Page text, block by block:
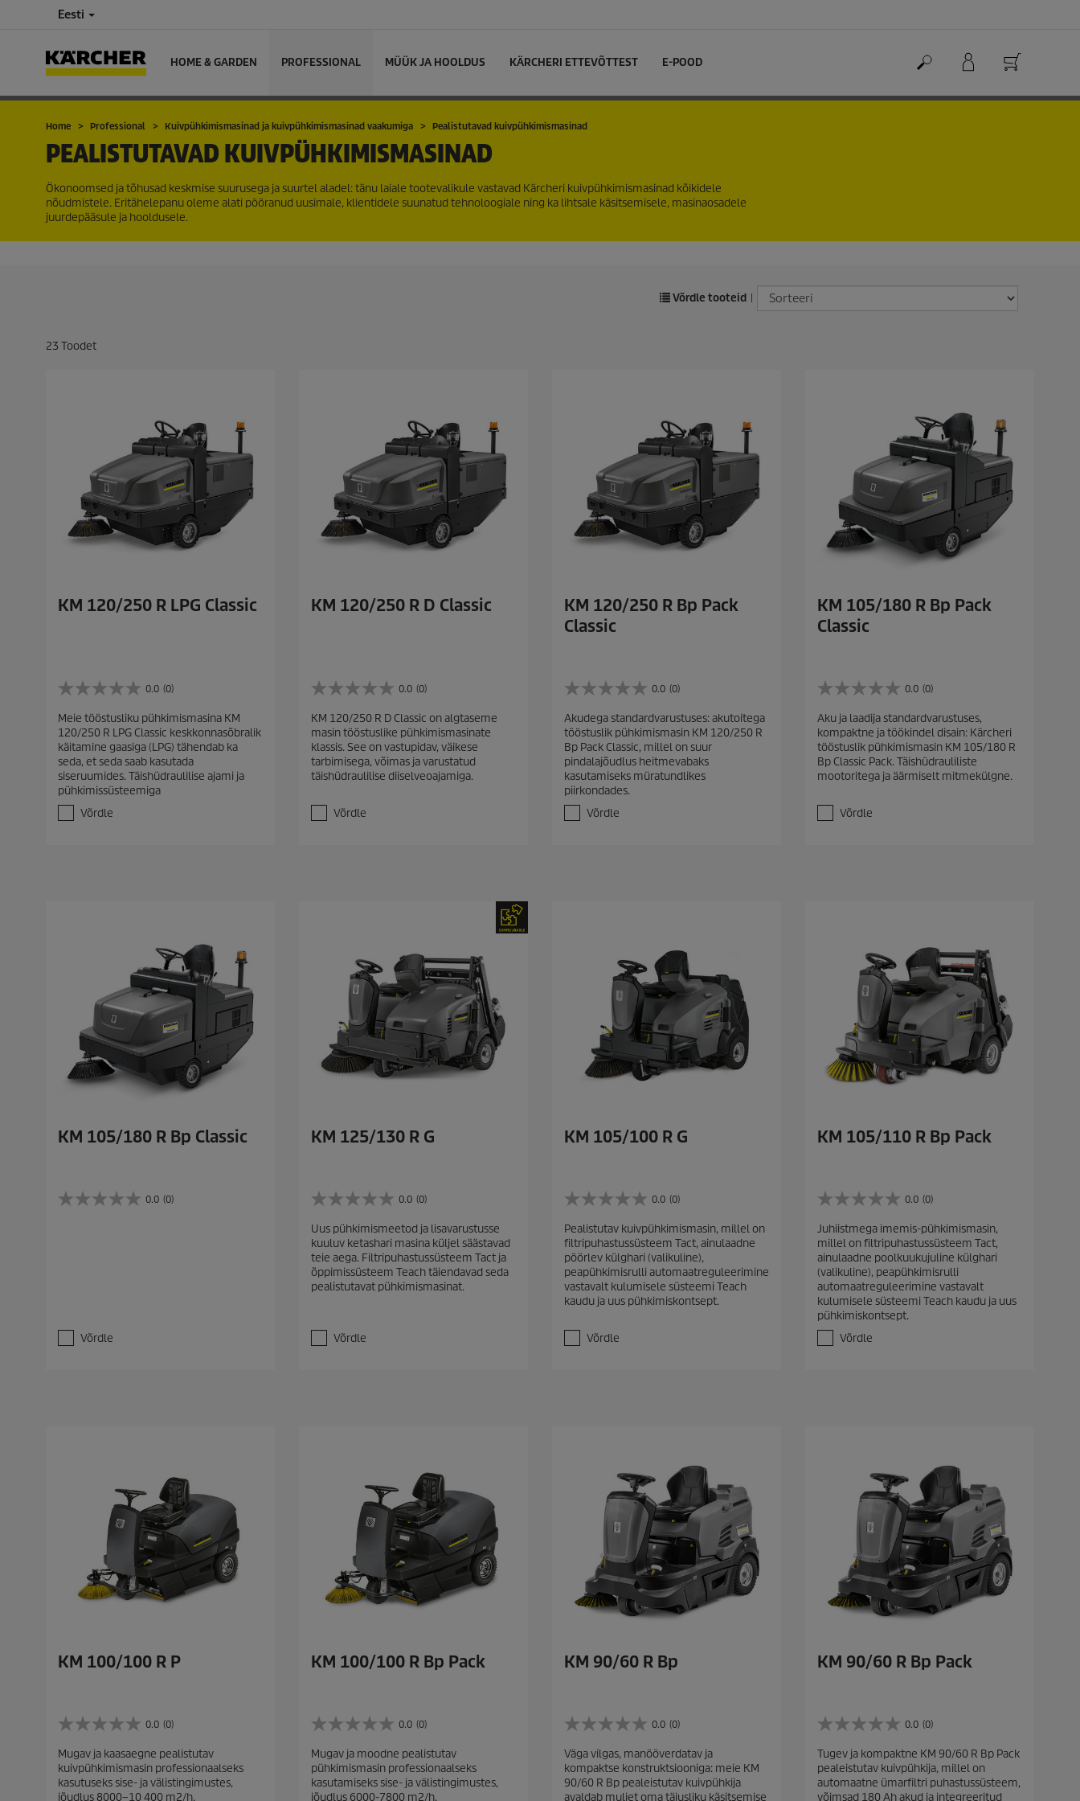
Eesti
HOME & GARDEN PROFESSIONAL MÜÜK JA HOOLDUS KÄRCHERI ETTEVÕTTEST E-POOD
Home Professional Kuivpühkimismasinad ja kuivpühkimismasinad vaakumiga Pealistutavad kuivpühkimismasinad
PEALISTUTAVAD KUIVPÜHKIMISMASINAD
Ökonoomsed ja tõhusad keskmise suurusega ja suurtel aladel: tänu laiale tootevalikule vastavad Kärcheri kuivpühkimismasinad kõikidele
nõudmistele. Eritähelepanu oleme alati pööranud uusimale, klientidele suunatud tehnoloogiale ning ka lihtsale käsitsemisele, masinaosadele
juurdepääsule ja hooldusele.
Võrdle tooteid |
23 Toodet
KM 120/250 R LPG Classic
0.0 (0)
0
0
/
5
t
ä
h
s
Meie tööstusliku pühkimismasina KM
120/250 R LPG Classic keskkonnasõbralik
käitamine gaasiga (LPG) tähendab ka
seda, et seda saab kasutada
siseruumides. Täishüdraulilise ajami ja
pühkimissüsteemiga
Võrdle
KM 120/250 R D Classic
0.0 (0)
0
0
/
5
t
ä
s
KM 120/250 R D Classic on algtaseme
masin tööstuslike pühkimismasinate
klassis. See on vastupidav, väikese
tarbimisega, võimas ja varustatud
täishüdraulilise diiselveoajamiga.
Võrdle
KM 120/250 R Bp Pack
Classic
0.0 (0)
0
0
/
5
t
ä
h
s
Akudega standardvarustuses: akutoitega
tööstuslik pühkimismasin KM 120/250 R
Bp Pack Classic, millel on suur
pindalajõudlus heitmevabaks
kasutamiseks müratundlikes
piirkondades.
Võrdle
KM 105/180 R Bp Pack
Classic
0.0 (0)
0
0
/
5
t
ä
s
Aku ja laadija standardvarustuses,
kompaktne ja töökindel disain: Kärcheri
tööstuslik pühkimismasin KM 105/180 R
Bp Classic Pack. Täishüdrauliliste
mootoritega ja äärmiselt mitmekülgne.
Võrdle
KM 105/180 R Bp Classic
0.0 (0)
0
t
Võrdle
KM 125/130 R G
0.0 (0)
0
0
/
5
t
ä
t
Uus pühkimismeetod ja lisavarustusse
kuuluv ketashari masina küljel säästavad
teie aega. Filtripuhastussüsteem Tact ja
õppimissüsteem Teach täiendavad seda
pealistutavat pühkimismasinat.
Võrdle
KM 105/100 R G
0.0 (0)
0
0
/
5
t
ä
h
t
Pealistutav kuivpühkimismasin, millel on
filtripuhastussüsteem Tact, ainulaadne
pöörlev külghari (valikuline),
peapühkimisrulli automaatreguleerimine
vastavalt kulumisele süsteemi Teach
kaudu ja uus pühkimiskontsept.
Võrdle
KM 105/110 R Bp Pack
0.0 (0)
0
0
/
5
t
ä
h
e
t
Juhiistmega imemis-pühkimismasin,
millel on filtripuhastussüsteem Tact,
ainulaadne poolkuukujuline külghari
(valikuline), peapühkimisrulli
automaatreguleerimine vastavalt
kulumisele süsteemi Teach kaudu ja uus
pühkimiskontsept.
Võrdle
KM 100/100 R P
0.0 (0)
0
0
/
5
Mugav ja kaasaegne pealistutav
kuivpühkimismasin professionaalseks
kasutuseks sise- ja välistingimustes,
jõudlus 8000–10 400 m2/h.
KM 100/100 R Bp Pack
0.0 (0)
0
0
/
5
Mugav ja moodne pealistutav
pühkimismasin professionaalseks
kasutamiseks sise- ja välistingimustes,
jõudlus 6000-7800 m2/h.
KM 90/60 R Bp
0.0 (0)
0
0
/
5
Väga vilgas, manööverdatav ja
kompaktse konstruktsiooniga: meie KM
90/60 R Bp pealeistutav kuivpühkija
avaldab muljet oma täiusliku käsitsemise
KM 90/60 R Bp Pack
0.0 (0)
0
0
/
5
Tugev ja kompaktne KM 90/60 R Bp Pack
pealeistutav kuivpühkija, millel on
automaatne ümarfiltri puhastussüsteem,
võimsad 180 Ah akud ja integreeritud